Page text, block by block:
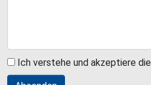
Ich verstehe und akzeptiere die